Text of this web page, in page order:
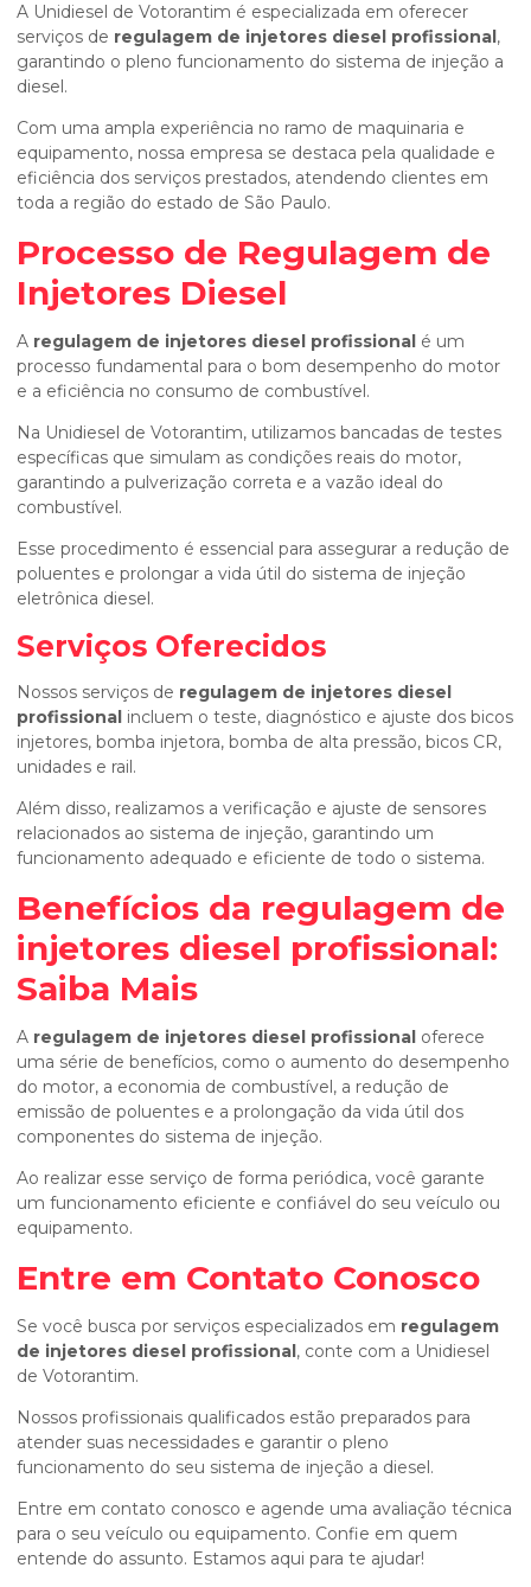
A Unidiesel de Votorantim é especializada em oferecer
serviços de regulagem de injetores diesel profissional,
garantindo o pleno funcionamento do sistema de injeção a
diesel.
Com uma ampla experiência no ramo de maquinaria e
equipamento, nossa empresa se destaca pela qualidade e
eficiência dos serviços prestados, atendendo clientes em
toda a região do estado de São Paulo.
Processo de Regulagem de
Injetores Diesel
A regulagem de injetores diesel profissional é um
processo fundamental para o bom desempenho do motor
e a eficiência no consumo de combustível.
Na Unidiesel de Votorantim, utilizamos bancadas de testes
específicas que simulam as condições reais do motor,
garantindo a pulverização correta e a vazão ideal do
combustível.
Esse procedimento é essencial para assegurar a redução de
poluentes e prolongar a vida útil do sistema de injeção
eletrônica diesel.
Serviços Oferecidos
Nossos serviços de regulagem de injetores diesel
profissional incluem o teste, diagnóstico e ajuste dos bicos
injetores, bomba injetora, bomba de alta pressão, bicos CR,
unidades e rail.
Além disso, realizamos a verificação e ajuste de sensores
relacionados ao sistema de injeção, garantindo um
funcionamento adequado e eficiente de todo o sistema.
Benefícios da regulagem de
injetores diesel profissional:
Saiba Mais
A regulagem de injetores diesel profissional oferece
uma série de benefícios, como o aumento do desempenho
do motor, a economia de combustível, a redução de
emissão de poluentes e a prolongação da vida útil dos
componentes do sistema de injeção.
Ao realizar esse serviço de forma periódica, você garante
um funcionamento eficiente e confiável do seu veículo ou
equipamento.
Entre em Contato Conosco
Se você busca por serviços especializados em regulagem
de injetores diesel profissional, conte com a Unidiesel
de Votorantim.
Nossos profissionais qualificados estão preparados para
atender suas necessidades e garantir o pleno
funcionamento do seu sistema de injeção a diesel.
Entre em contato conosco e agende uma avaliação técnica
para o seu veículo ou equipamento. Confie em quem
entende do assunto. Estamos aqui para te ajudar!